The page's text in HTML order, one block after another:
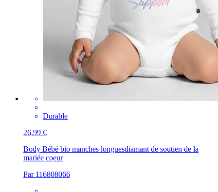
Durable
26,99 €
Body Bébé bio manches longuesdiamant de soutien de la
mariée coeur
Par 116808066